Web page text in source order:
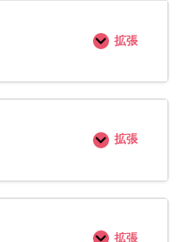
拡張
拡張
拡張